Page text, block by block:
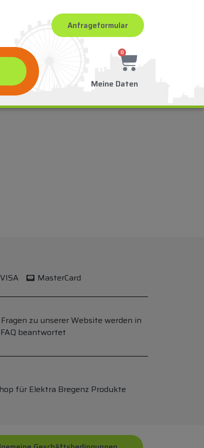
Anfrageformular
0
Meine Daten
VISA MasterCard
Fragen zu unserer Website werden in
FAQ beantwortet
für Elektra Bregenz Produkte